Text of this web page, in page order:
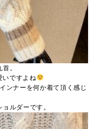
。
いですよね
ンナーを何か着て頂く感じ
ルダーです。